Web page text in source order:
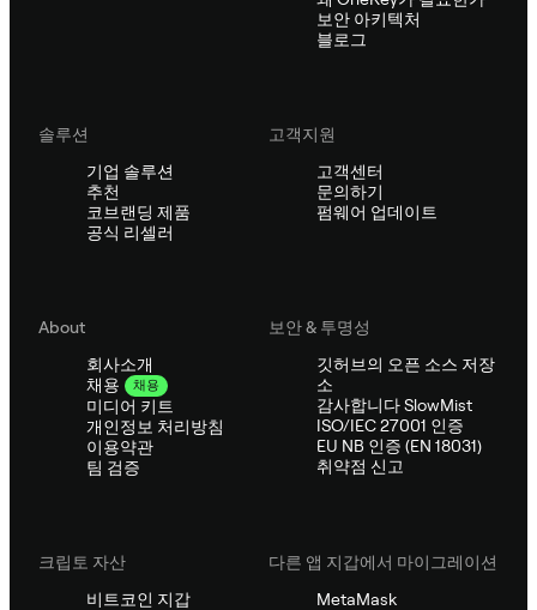
보안 아키텍처
블로그
솔루션
기업 솔루션
추천
코브랜딩 제품
공식 리셀러
고객지원
고객센터
문의하기
펌웨어 업데이트
About
회사소개
채용
채용
미디어 키트
개인정보 처리방침
이용약관
팀 검증
보안 & 투명성
깃허브의 오픈 소스 저장
소
감사합니다 SlowMist
ISO/IEC 27001 인증
EU NB 인증 (EN 18031)
취약점 신고
크립토 자산
비트코인 지갑
다른 앱 지갑에서 마이그레이션
MetaMask